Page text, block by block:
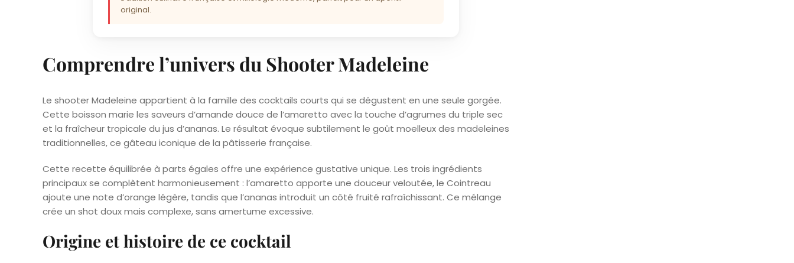
original.
Comprendre l’univers du Shooter Madeleine
Le shooter Madeleine appartient à la famille des cocktails courts qui se dégustent en une seule gorgée.
Cette boisson marie les saveurs d’amande douce de l’amaretto avec la touche d’agrumes du triple sec
et la fraîcheur tropicale du jus d’ananas. Le résultat évoque subtilement le goût moelleux des madeleines
traditionnelles, ce gâteau iconique de la pâtisserie française.
Cette recette équilibrée à parts égales offre une expérience gustative unique. Les trois ingrédients
principaux se complètent harmonieusement : l’amaretto apporte une douceur veloutée, le Cointreau
ajoute une note d’orange légère, tandis que l’ananas introduit un côté fruité rafraîchissant. Ce mélange
crée un shot doux mais complexe, sans amertume excessive.
Origine et histoire de ce cocktail